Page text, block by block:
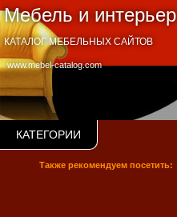
Мебель и интерьер
www.mebel-catalog.com
КАТАЛОГ МЕБЕЛЬНЫХ САЙТОВ
КАТЕГОРИИ
Также рекомендуем посетить: